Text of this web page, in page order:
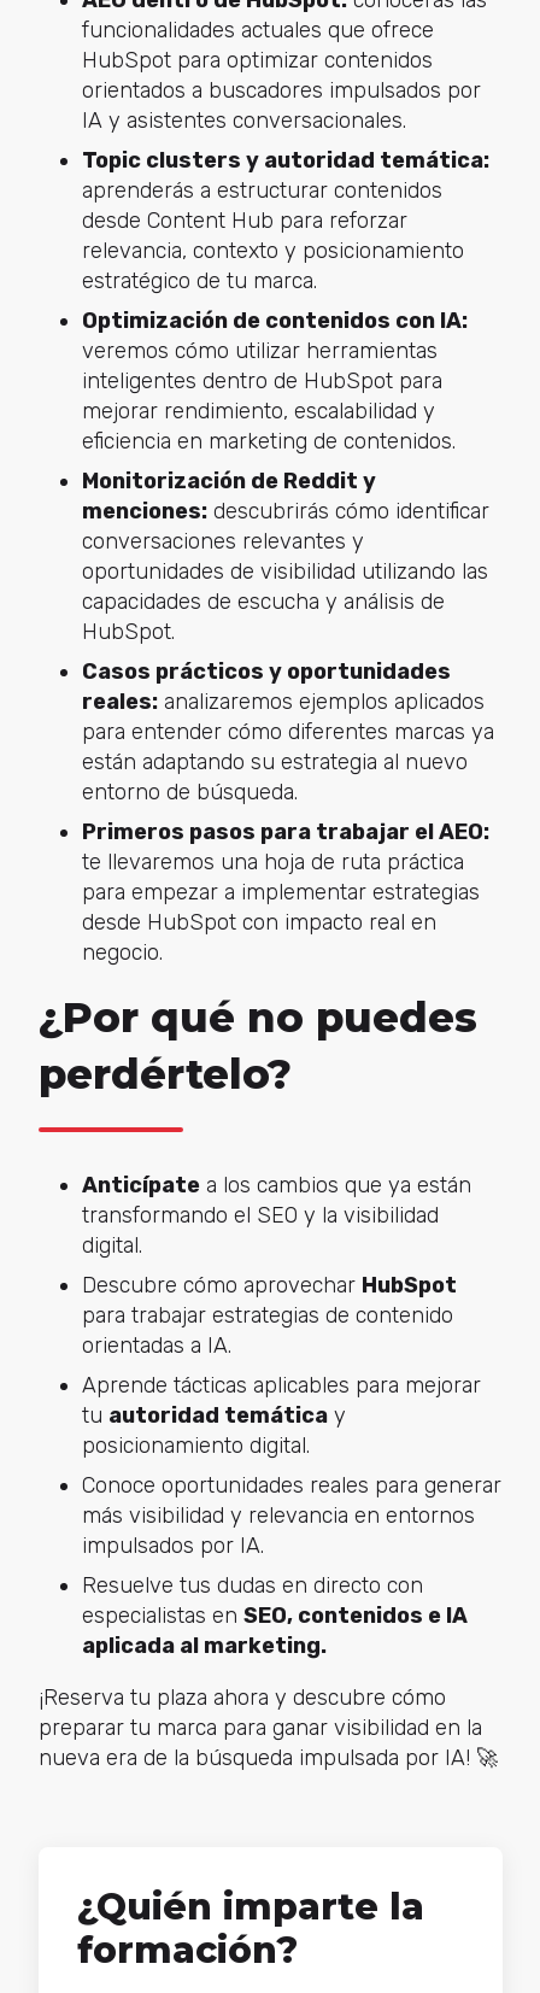
funcionalidades actuales que ofrece
HubSpot para optimizar contenidos
orientados a buscadores impulsados por
IA y asistentes conversacionales.
Topic clusters y autoridad temática:
aprenderás a estructurar contenidos
desde Content Hub para reforzar
relevancia, contexto y posicionamiento
estratégico de tu marca.
Optimización de contenidos con IA:
veremos cómo utilizar herramientas
inteligentes dentro de HubSpot para
mejorar rendimiento, escalabilidad y
eficiencia en marketing de contenidos.
Monitorización de Reddit y
menciones:descubrirás cómo identificar
conversaciones relevantes y
oportunidades de visibilidad utilizando las
capacidades de escucha y análisis de
HubSpot.
Casos prácticos y oportunidades
reales:analizaremos ejemplos aplicados
para entender cómo diferentes marcas ya
están adaptando su estrategia al nuevo
entorno de búsqueda.
Primeros pasos para trabajar el AEO:
te llevaremos una hoja de ruta práctica
para empezar a implementar estrategias
desde HubSpot con impacto real en
negocio.
¿Por qué no puedes
perdértelo?
Anticípatea los cambios que ya están
transformando el SEO y la visibilidad
digital.
Descubre cómo aprovechar HubSpot
para trabajar estrategias de contenido
orientadas a IA.
Aprende tácticas aplicables para mejorar
tu autoridad temáticay
posicionamiento digital.
Conoce oportunidades reales para generar
más visibilidad y relevancia en entornos
impulsados por IA.
Resuelve tus dudas en directo con
especialistas en SEO, contenidos e IA
aplicada al marketing.
¡Reserva tu plaza ahora y descubre cómo
preparar tu marca para ganar visibilidad en la
nueva era de la búsqueda impulsada por IA! 🚀
¿Quién imparte la
formación?